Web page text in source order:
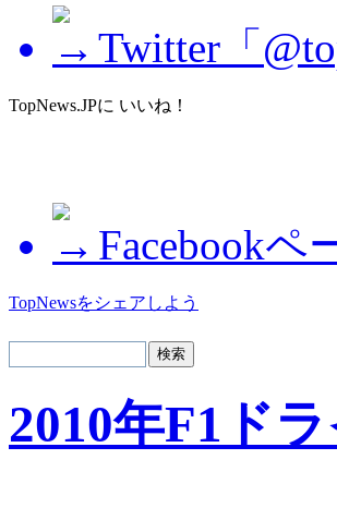
Twitter「
TopNews.JPに いいね！
Facebookペ
TopNewsをシェアしよう
2010年F1ド